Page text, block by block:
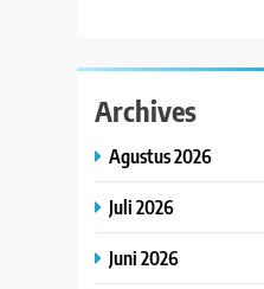
Archives
Agustus 2026
Juli 2026
Juni 2026